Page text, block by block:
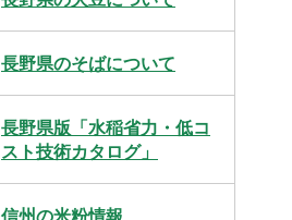
長野県のそばについて
長野県版「水稲省力・低コ
スト技術カタログ」
信州の米粉情報